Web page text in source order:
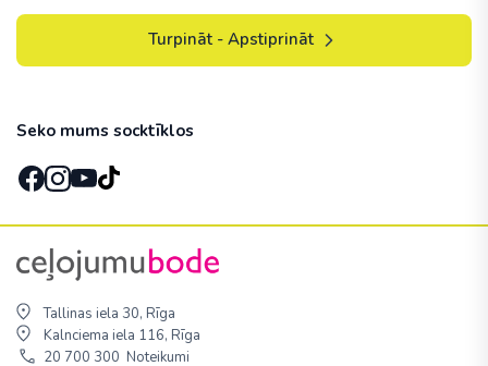
Turpināt - Apstiprināt
Seko mums socktīklos
Tallinas iela 30, Rīga
Kalnciema iela 116, Rīga
20 700 300 Noteikumi